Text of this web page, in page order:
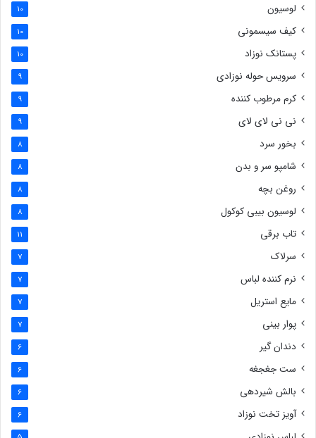
لوسیون 10
کیف سیسمونی 10
پستانک نوزاد 10
سرویس حوله نوزادی 9
کرم مرطوب کننده 9
نی نی لای لای 9
بخور سرد 8
شامپو سر و بدن 8
روغن بچه 8
لوسیون بیبی کوکول 8
تاب برقی 11
سرلاک 7
نرم کننده لباس 7
مایع استریل 7
پوار بینی 7
دندان گیر 6
ست جغجغه 6
بالش شیردهی 6
آویز تخت نوزاد 6